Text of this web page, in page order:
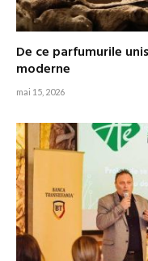
De ce parfumurile
moderne
mai 15, 2026